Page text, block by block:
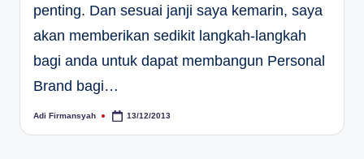
penting. Dan sesuai janji saya kemarin, saya
akan memberikan sedikit langkah-langkah
bagi anda untuk dapat membangun Personal
Brand bagi…
Posted
Adi Firmansyah 13/12/2013